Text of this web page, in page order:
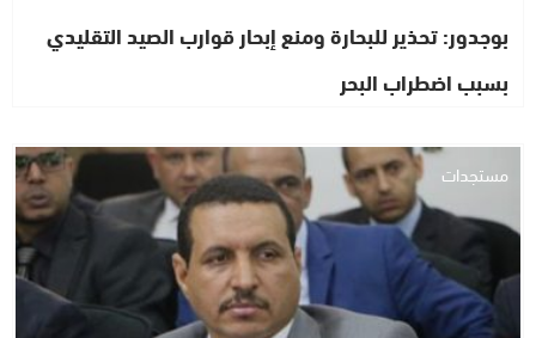
بوجدور: تحذير للبحارة ومنع إبحار قوارب الصيد التقليدي
بسبب اضطراب البحر
مستجدات